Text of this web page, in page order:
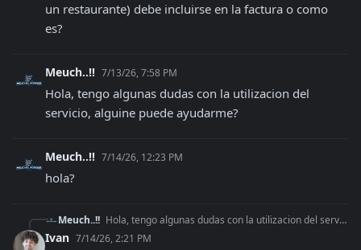
un restaurante) debe incluirse en la factura o como
es?
Meuch..!! 7/13/26, 7:58 PM
Hola, tengo algunas dudas con la utilizacion del
servicio, alguine puede ayudarme?
Meuch..!! 7/14/26, 12:23 PM
hola?
Meuch..!! Hola, tengo algunas dudas con la utilizacion del servicio, alguine puede ayudarme?
Ivan 7/14/26, 2:21 PM